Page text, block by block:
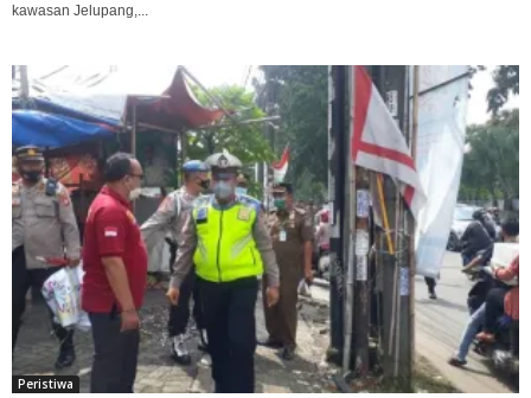
kawasan Jelupang,...
Peristiwa